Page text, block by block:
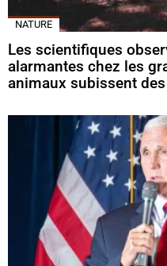
NATURE
Les scientifiques
alarmantes chez les
animaux subissent